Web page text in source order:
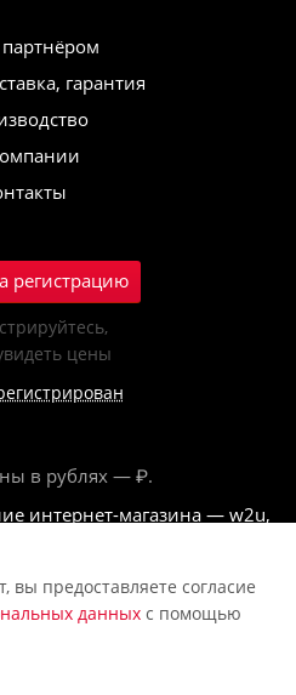
партнёром
гарантия
регистрацию
цены
в рублях — ₽.
интернет-магазина — w2u,
центр», 2026
соглашение
персональных данных
вы предоставляете согласие
данных с помощью